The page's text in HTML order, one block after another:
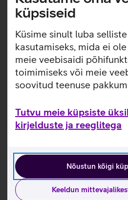
küpsiseid
Küsime sinult luba
kasutamiseks, mida ei
meie veebisaidi
toimimiseks või meie
soovitud teenuse
Tutvu meie küpsiste
kirjelduste ja reeglitega
Nõustun kõigi
Keeldun
lisakaitsekihi. Nii on tagatud
kriimustuste eest, ilma et ümbrist
magnetrõngas, tänu millele
MagSafe) lisatarvikud sinna
Kõigest 0,95 mm paksune
magnetiga.